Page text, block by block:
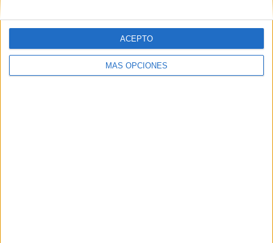
MÁS OPCIONES
ACEPTO